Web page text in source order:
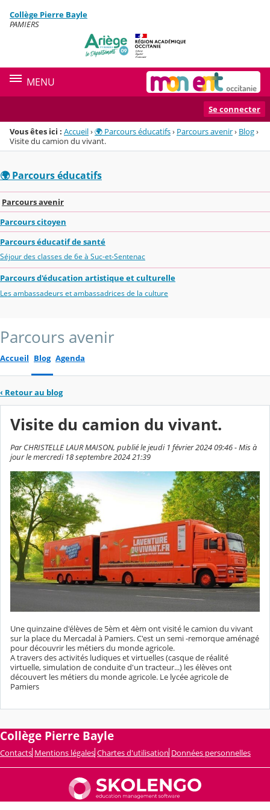
Menu de la rubrique
Contenu
Collège Pierre Bayle
PAMIERS
MENU
Se connecter
Vous êtes ici : Accueil›🌍 Parcours éducatifs› Parcours avenir› Blog›
Visite du camion du vivant.
🌍 Parcours éducatifs
Parcours avenir
Parcours citoyen
Parcours éducatif de santé
Séjour des classes de 6e à Suc-et-Sentenac
Parcours d'éducation artistique et culturelle
Les ambassadeurs et ambassadrices de la culture
Parcours avenir
Accueil Blog Agenda
‹ Retour au blog
Visite du camion du vivant.
Par CHRISTELLE LAUR MAISON, publié le jeudi 1 février 2024 09:46 - Mis à
jour le mercredi 18 septembre 2024 21:39
Une quinzaine d'élèves de 5èm et 4èm ont visité le camion du vivant
sur la place du Mercadal à Pamiers. C'est un semi -remorque aménagé
pour découvrir les métiers du monde agricole.
A travers des activités ludiques et virtuelles (casque de réalité
virtuelle, simulation de conduite d'un tracteur...) les élèves ont
découvert les métiers du monde agricole. Le lycée agricole de
Pamiers
Collège Pierre Bayle
Contacts Mentions légales Chartes d'utilisation Données personnelles